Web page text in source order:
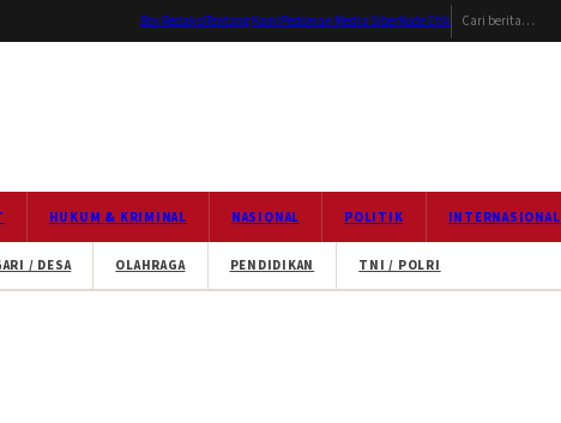
Box RedaksiTentang KamiPedoman Media SiberKode Etik Cari berita
HUKUM & KRIMINAL NASIONAL POLITIK INTERNASIONAL
/ DESA OLAHRAGA PENDIDIKAN TNI / POLRI